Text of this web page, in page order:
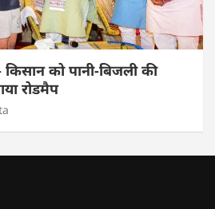
को पानी-बिजली की
रोडमैप